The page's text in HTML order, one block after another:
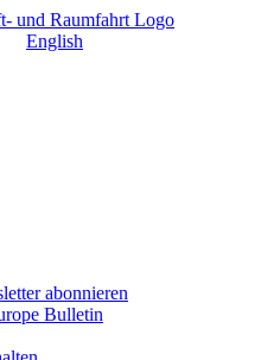
English
abonnieren
Bulletin